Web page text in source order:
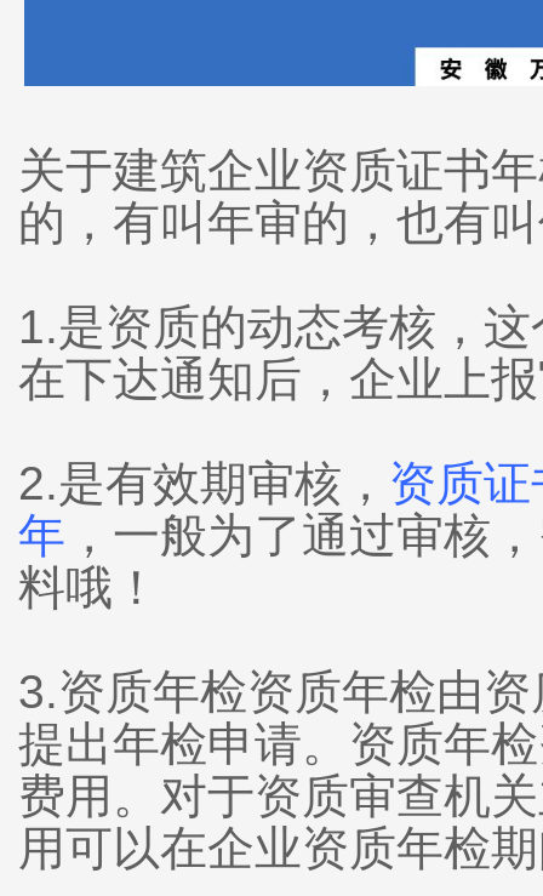
关于建筑企业资质证书
的，有叫年审的，也有
1.是资质的动态考核，
在下达通知后，企业上
2.是有效期审核， 资质
年 ，一般为了通过审核
料哦！
3.资质年检资质年检由
提出年检申请。资质年
费用。对于资质审查机
用可以在企业资质年检